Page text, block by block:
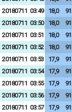
20180711 03:49 18,0 91
20180711 03:50 18,0 91
20180711 03:51 18,0 91
20180711 03:52 18,0 91
20180711 03:53 17,9 91
20180711 03:54 17,9 91
20180711 03:55 17,9 91
20180711 03:56 17,9 91
20180711 03:57 17,9 91